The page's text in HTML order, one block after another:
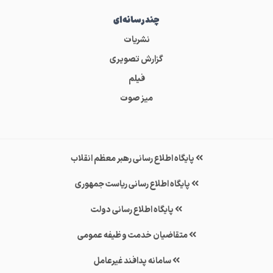
چندرسانه‌ای
نشریات
گزارش تصویری
فیلم
میز صوت
پایگاه اطلاع رسانی رهبر معظم انقلاب
پایگاه اطلاع رسانی ریاست جمهوری
پایگاه اطلاع رسانی دولت
متقاضیان خدمت وظیفه عمومی
سامانه پدافند غیرعامل